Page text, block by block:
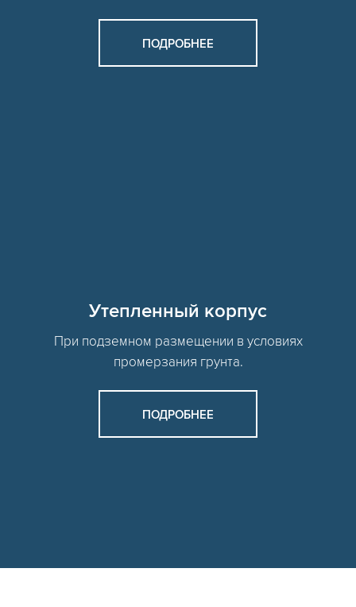
ПОДРОБНЕЕ
Утепленный корпус
При подземном размещении в условиях
промерзания грунта.
ПОДРОБНЕЕ